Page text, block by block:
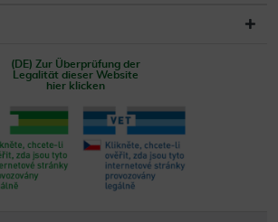
(DE) Zur Überprüfung der
Legalität dieser Website
hier klicken